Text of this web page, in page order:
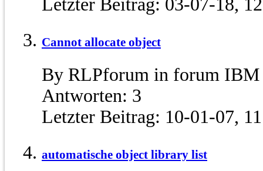
Letzter Beitrag: 03-07-18,
Cannot allocate object
By RLPforum in forum
Antworten: 3
Letzter Beitrag: 10-01-07,
automatische object library list